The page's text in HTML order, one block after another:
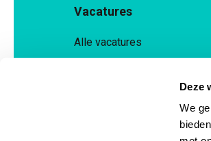
Deze
We
Vacatures
Alle vacatures